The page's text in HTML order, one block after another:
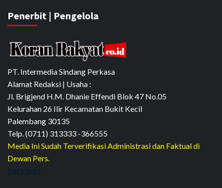
Penerbit | Pengelola
PT. Intermedia Sindang Perkasa
Alamat Redaksi | Usaha :
Jl. Brigjend H.M. Dhanie Effendi Blok 47 No.05
Kelurahan 26 Ilir Kecamatan Bukit Kecil
Palembang 30135
Telp. (0711) 313333 -366555
Media Ini Sudah Terverifikasi Administrasi dan Faktual di
Dewan Pers.
backlinks